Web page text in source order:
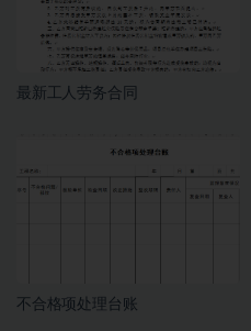
最新工人劳务合同
不合格项处理台账